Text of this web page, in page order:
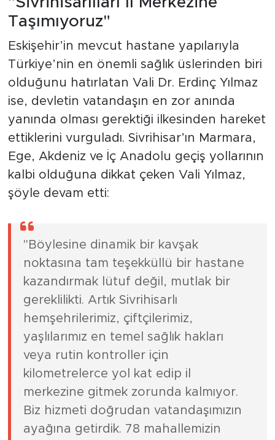
Taşımıyoruz"
Eskişehir’in mevcut hastane yapılarıyla
Türkiye’nin en önemli sağlık üslerinden biri
olduğunu hatırlatan Vali Dr. Erdinç Yılmaz
ise, devletin vatandaşın en zor anında
yanında olması gerektiği ilkesinden hareket
ettiklerini vurguladı. Sivrihisar’ın Marmara,
Ege, Akdeniz ve İç Anadolu geçiş yollarının
kalbi olduğuna dikkat çeken Vali Yılmaz,
şöyle devam etti:
"Böylesine dinamik bir kavşak
noktasına tam teşekküllü bir hastane
kazandırmak lütuf değil, mutlak bir
gereklilikti. Artık Sivrihisarlı
hemşehrilerimiz, çiftçilerimiz,
yaşlılarımız en temel sağlık hakları
veya rutin kontroller için
kilometrelerce yol kat edip il
merkezine gitmek zorunda kalmıyor.
Biz hizmeti doğrudan vatandaşımızın
ayağına getirdik. 78 mahallemizin